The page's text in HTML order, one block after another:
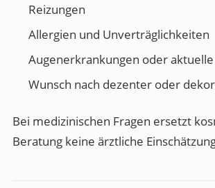
Reizungen
Allergien und Unverträglichkeiten
Augenerkrankungen oder
Wunsch nach dezenter oder
Bei medizinischen Fragen ersetzt
Beratung keine ärztliche